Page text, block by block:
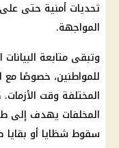
تحديات أمنية حتى
المواجهة.
وتبقى متابعة
للمواطنين، خصوصًا مع
المختلفة وقت
المخلفات يهدف إلى
سقوط شظايا أو بقايا